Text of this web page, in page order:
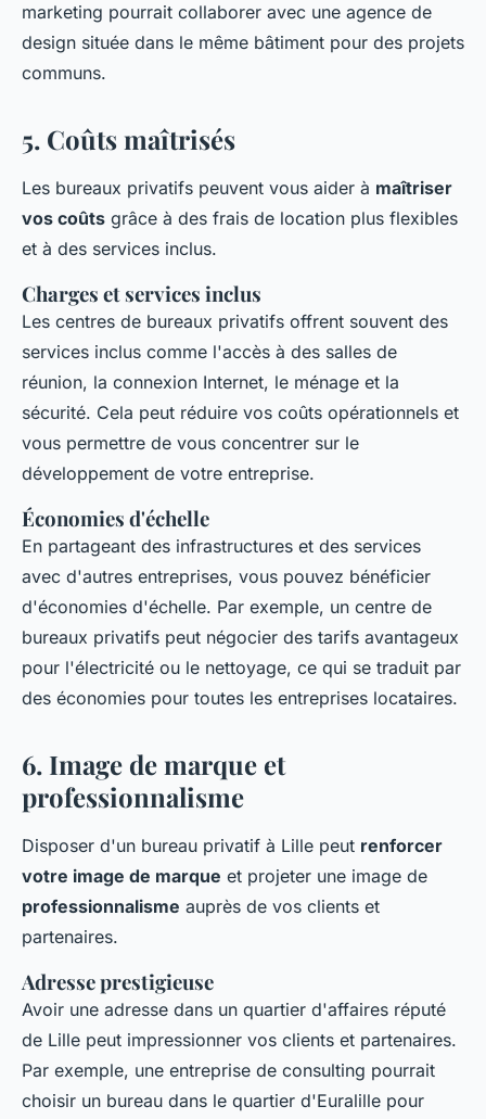
marketing pourrait collaborer avec une agence de
design située dans le même bâtiment pour des projets
communs.
5. Coûts maîtrisés
Les bureaux privatifs peuvent vous aider à maîtriser
vos coûts grâce à des frais de location plus flexibles
et à des services inclus.
Charges et services inclus
Les centres de bureaux privatifs offrent souvent des
services inclus comme l'accès à des salles de
réunion, la connexion Internet, le ménage et la
sécurité. Cela peut réduire vos coûts opérationnels et
vous permettre de vous concentrer sur le
développement de votre entreprise.
Économies d'échelle
En partageant des infrastructures et des services
avec d'autres entreprises, vous pouvez bénéficier
d'économies d'échelle. Par exemple, un centre de
bureaux privatifs peut négocier des tarifs avantageux
pour l'électricité ou le nettoyage, ce qui se traduit par
des économies pour toutes les entreprises locataires.
6. Image de marque et
professionnalisme
Disposer d'un bureau privatif à Lille peut renforcer
votre image de marque et projeter une image de
professionnalisme auprès de vos clients et
partenaires.
Adresse prestigieuse
Avoir une adresse dans un quartier d'affaires réputé
de Lille peut impressionner vos clients et partenaires.
Par exemple, une entreprise de consulting pourrait
choisir un bureau dans le quartier d'Euralille pour